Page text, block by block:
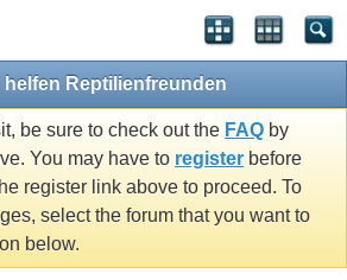
Reptilienfreunden
be sure to check out the FAQ by
You may have to register before
register link above to proceed. To
select the forum that you want to
below.